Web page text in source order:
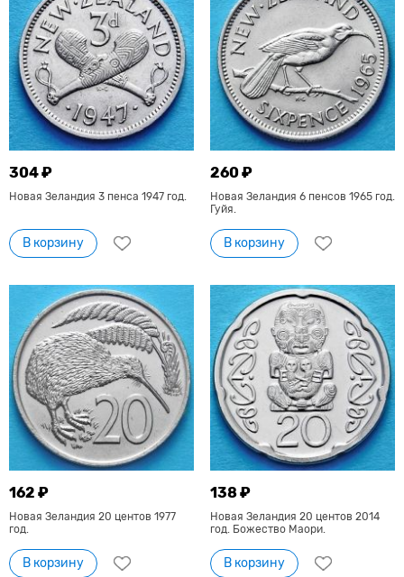
304 ₽
Новая Зеландия 3 пенса 1947 год.
В корзину
260 ₽
Новая Зеландия 6 пенсов 1965 год.
Гуйя.
В корзину
162 ₽
Новая Зеландия 20 центов 1977
год.
В корзину
138 ₽
Новая Зеландия 20 центов 2014
год. Божество Маори.
В корзину